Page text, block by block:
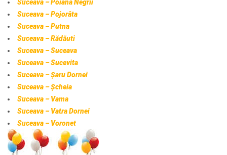
Suceava – Poiana Negrii
Suceava – Pojorâta
Suceava – Putna
Suceava – Rădăuti
Suceava – Suceava
Suceava – Sucevita
Suceava – Șaru Dornei
Suceava – Șcheia
Suceava – Vama
Suceava – Vatra Dornei
Suceava – Voronet